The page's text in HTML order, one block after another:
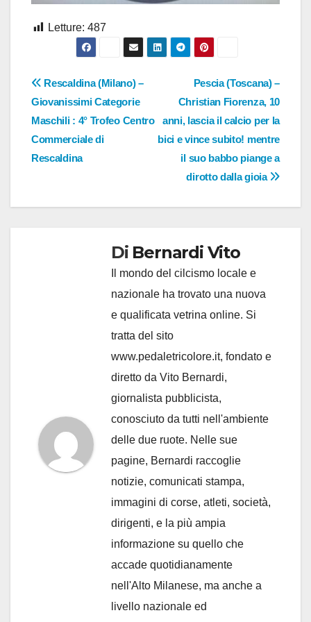
Letture: 487
Navigazione
articoli
Pescia (Toscana) –
Christian Fiorenza, 10
anni, lascia il calcio per la
bici e vince subito! mentre
il suo babbo piange a
dirotto dalla gioia
Rescaldina (Milano) –
Giovanissimi Categorie
Maschili : 4° Trofeo Centro
Commerciale di
Rescaldina
Di Bernardi Vito
Il mondo del cilcismo locale e
nazionale ha trovato una nuova
e qualificata vetrina online. Si
tratta del sito
www.pedaletricolore.it, fondato e
diretto da Vito Bernardi,
giornalista pubblicista,
conosciuto da tutti nell'ambiente
delle due ruote. Nelle sue
pagine, Bernardi raccoglie
notizie, comunicati stampa,
immagini di corse, atleti, società,
dirigenti, e la più ampia
informazione su quello che
accade quotidianamente
nell'Alto Milanese, ma anche a
livello nazionale ed